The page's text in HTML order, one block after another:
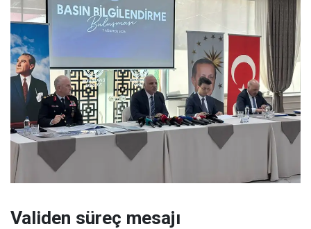
Validen süreç mesajı